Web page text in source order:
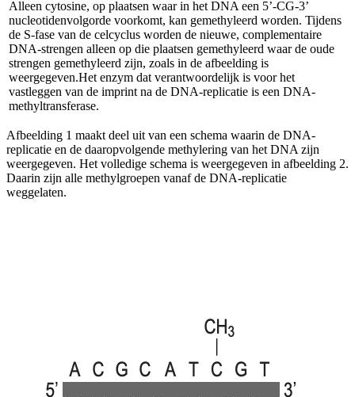
Afspelen werkte niet
Iets anders
Alleen cytosine, op plaatsen waar in het DNA een 5’-CG-3’
nucleotidenvolgorde voorkomt, kan gemethyleerd worden. Tijdens
de S-fase van de celcyclus worden de nieuwe, complementaire
DNA-strengen alleen op die plaatsen gemethyleerd waar de oude
strengen gemethyleerd zijn, zoals in de afbeelding is
weergegeven.Het enzym dat verantwoordelijk is voor het
vastleggen van de imprint na de DNA-replicatie is een DNA-
methyltransferase.
Afbeelding 1 maakt deel uit van een schema waarin de DNA-
replicatie en de daaropvolgende methylering van het DNA zijn
weergegeven. Het volledige schema is weergegeven in afbeelding 2.
Daarin zijn alle methylgroepen vanaf de DNA-replicatie
weggelaten.